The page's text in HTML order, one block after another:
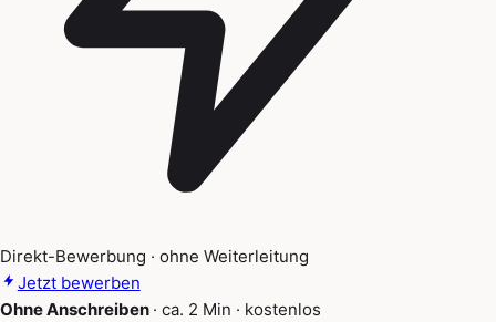
Direkt-Bewerbung · ohne Weiterleitung
Jetzt bewerben
Ohne Anschreiben · ca. 2 Min · kostenlos